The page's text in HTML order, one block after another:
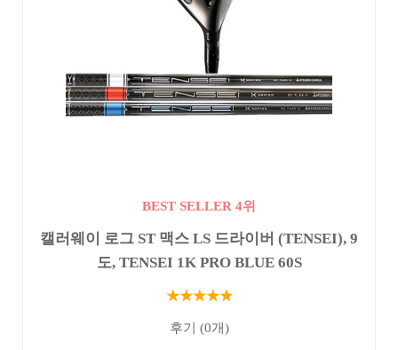
BEST SELLER 4위
캘러웨이 로그 ST 맥스 LS 드라이버 (TENSEI), 9
도, TENSEI 1K PRO BLUE 60S
★★★★★
후기 (0개)